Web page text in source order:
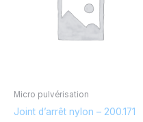
Micro pulvérisation
Joint d’arrêt nylon – 200.171